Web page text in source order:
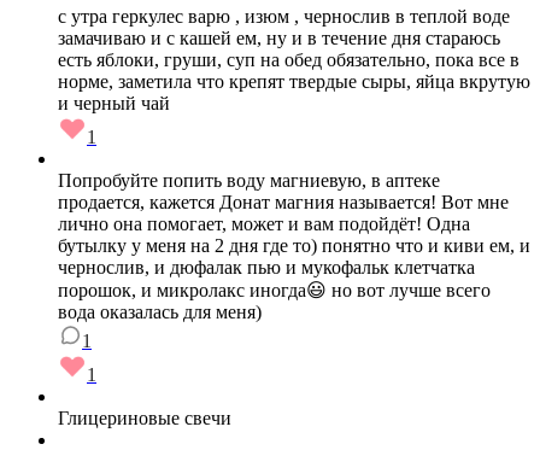
с утра геркулес варю , изюм , чернослив в теплой воде
замачиваю и с кашей ем, ну и в течение дня стараюсь
есть яблоки, груши, суп на обед обязательно, пока все в
норме, заметила что крепят твердые сыры, яйца вкрутую
и черный чай
1
Попробуйте попить воду магниевую, в аптеке
продается, кажется Донат магния называется! Вот мне
лично она помогает, может и вам подойдёт! Одна
бутылку у меня на 2 дня где то) понятно что и киви ем, и
чернослив, и дюфалак пью и мукофальк клетчатка
порошок, и микролакс иногда😃 но вот лучше всего
вода оказалась для меня)
1
1
Глицериновые свечи